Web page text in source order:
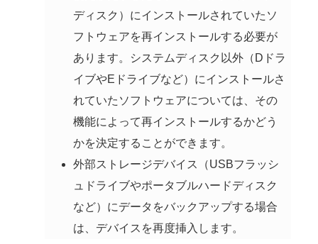
ディスク）にインストールされていたソ
フトウェアを再インストールする必要が
あります。システムディスク以外（Dドラ
イブやEドライブなど）にインストールさ
れていたソフトウェアについては、その
機能によって再インストールするかどう
かを決定することができます。
外部ストレージデバイス（USBフラッシ
ュドライブやポータブルハードディスク
など）にデータをバックアップする場合
は、デバイスを再度挿入します。